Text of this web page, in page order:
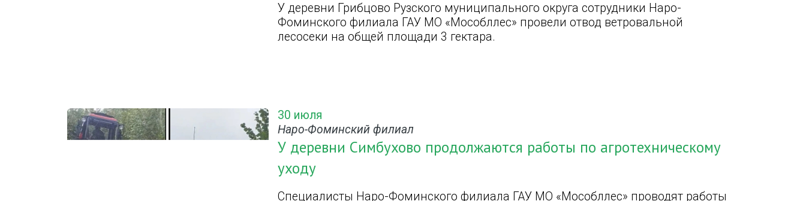
У деревни Грибцово Рузского муниципального округа сотрудники Наро-
Фоминского филиала ГАУ МО «Мособллес» провели отвод ветровальной
лесосеки на общей площади 3 гектара.
30 июля
Наро-Фоминский филиал
У деревни Симбухово продолжаются работы по агротехническому
уходу
Специалисты Наро-Фоминского филиала ГАУ МО «Мособллес» проводят работы